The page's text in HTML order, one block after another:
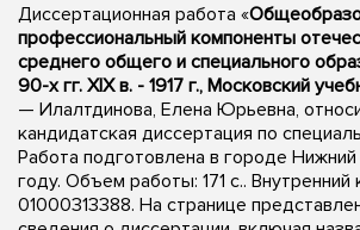
Диссертационная работа «
профессиональный компоненты
среднего общего и специального
90-х гг. XIX в. - 1917 г., Московский
— Илалтдинова, Елена Юрьевна,
кандидатская диссертация по
Работа подготовлена в городе
году. Объем работы: 171 с.. Внутренний
01000313388. На странице